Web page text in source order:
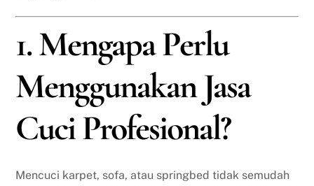
1. Mengapa Perlu
Menggunakan Jasa
Cuci Profesional?
Mencuci karpet, sofa, atau springbed tidak semudah